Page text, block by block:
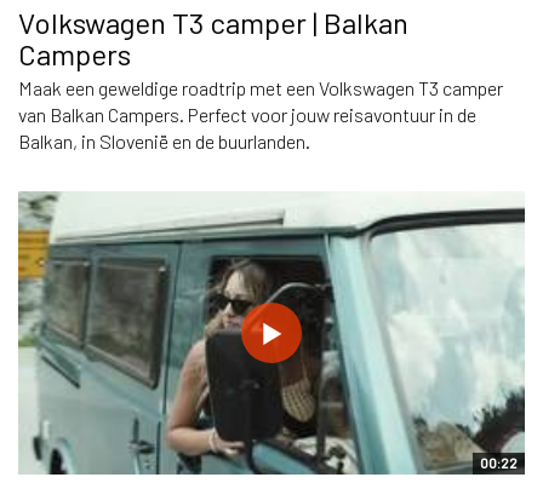
Volkswagen T3 camper | Balkan
Campers
Maak een geweldige roadtrip met een Volkswagen T3 camper
van Balkan Campers. Perfect voor jouw reisavontuur in de
Balkan, in Slovenië en de buurlanden.
00:22